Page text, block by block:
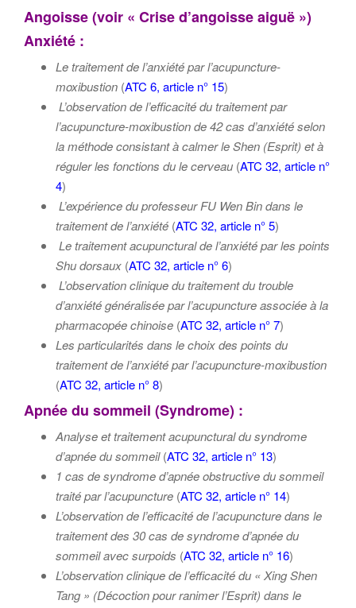
Angoisse (voir « Crise d’angoisse aiguë »)
Anxiété :
Le traitement de l’anxiété par l’acupuncture-
moxibustion (ATC 6, article n° 15)
L’observation de l’efficacité du traitement par
l’acupuncture-moxibustion de 42 cas d’anxiété selon
la méthode consistant à calmer le Shen (Esprit) et à
réguler les fonctions du le cerveau (ATC 32, article n°
4)
L’expérience du professeur FU Wen Bin dans le
traitement de l’anxiété (ATC 32, article n° 5)
Le traitement acupunctural de l’anxiété par les points
Shu dorsaux (ATC 32, article n° 6)
L’observation clinique du traitement du trouble
d’anxiété généralisée par l’acupuncture associée à la
pharmacopée chinoise (ATC 32, article n° 7)
Les particularités dans le choix des points du
traitement de l’anxiété par l’acupuncture-moxibustion
(ATC 32, article n° 8)
Apnée du sommeil (Syndrome) :
Analyse et traitement acupunctural du syndrome
d’apnée du sommeil(ATC 32, article n° 13)
1 cas de syndrome d’apnée obstructive du sommeil
traité par l’acupuncture (ATC 32, article n° 14)
L’observation de l’efficacité de l’acupuncture dans le
traitement des 30 cas de syndrome d’apnée du
sommeil avec surpoids (ATC 32, article n° 16)
L’observation clinique de l’efficacité du « Xing Shen
Tang » (Décoction pour ranimer l’Esprit) dans le